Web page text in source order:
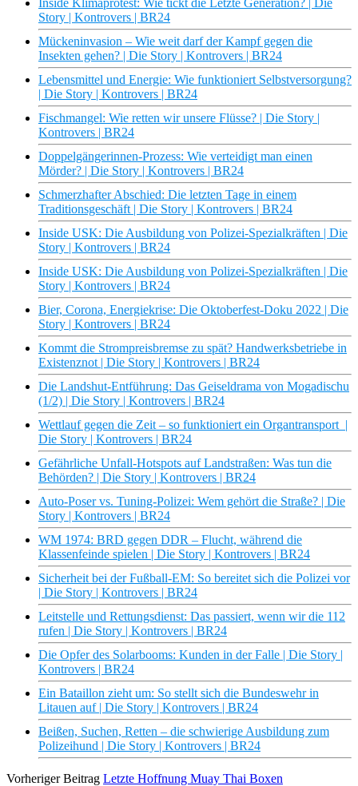
Inside Klimaprotest: Wie tickt die Letzte Generation? | Die
Story | Kontrovers | BR24
Mückeninvasion – Wie weit darf der Kampf gegen die
Insekten gehen? | Die Story | Kontrovers | BR24
Lebensmittel und Energie: Wie funktioniert Selbstversorgung?
| Die Story | Kontrovers | BR24
Fischmangel: Wie retten wir unsere Flüsse? | Die Story |
Kontrovers | BR24
Doppelgängerinnen-Prozess: Wie verteidigt man einen
Mörder? | Die Story | Kontrovers | BR24
Schmerzhafter Abschied: Die letzten Tage in einem
Traditionsgeschäft | Die Story | Kontrovers | BR24
Inside USK: Die Ausbildung von Polizei-Spezialkräften | Die
Story | Kontrovers | BR24
Inside USK: Die Ausbildung von Polizei-Spezialkräften | Die
Story | Kontrovers | BR24
Bier, Corona, Energiekrise: Die Oktoberfest-Doku 2022 | Die
Story | Kontrovers | BR24
Kommt die Strompreisbremse zu spät? Handwerksbetriebe in
Existenznot | Die Story | Kontrovers | BR24
Die Landshut-Entführung: Das Geiseldrama von Mogadischu
(1/2) | Die Story | Kontrovers | BR24
Wettlauf gegen die Zeit – so funktioniert ein Organtransport |
Die Story | Kontrovers | BR24
Gefährliche Unfall-Hotspots auf Landstraßen: Was tun die
Behörden? | Die Story | Kontrovers | BR24
Auto-Poser vs. Tuning-Polizei: Wem gehört die Straße? | Die
Story | Kontrovers | BR24
WM 1974: BRD gegen DDR – Flucht, während die
Klassenfeinde spielen | Die Story | Kontrovers | BR24
Sicherheit bei der Fußball-EM: So bereitet sich die Polizei vor
| Die Story | Kontrovers | BR24
Leitstelle und Rettungsdienst: Das passiert, wenn wir die 112
rufen | Die Story | Kontrovers | BR24
Die Opfer des Solarbooms: Kunden in der Falle | Die Story |
Kontrovers | BR24
Ein Bataillon zieht um: So stellt sich die Bundeswehr in
Litauen auf | Die Story | Kontrovers | BR24
Beißen, Suchen, Retten – die schwierige Ausbildung zum
Polizeihund | Die Story | Kontrovers | BR24
Vorheriger Beitrag Letzte Hoffnung Muay Thai Boxen